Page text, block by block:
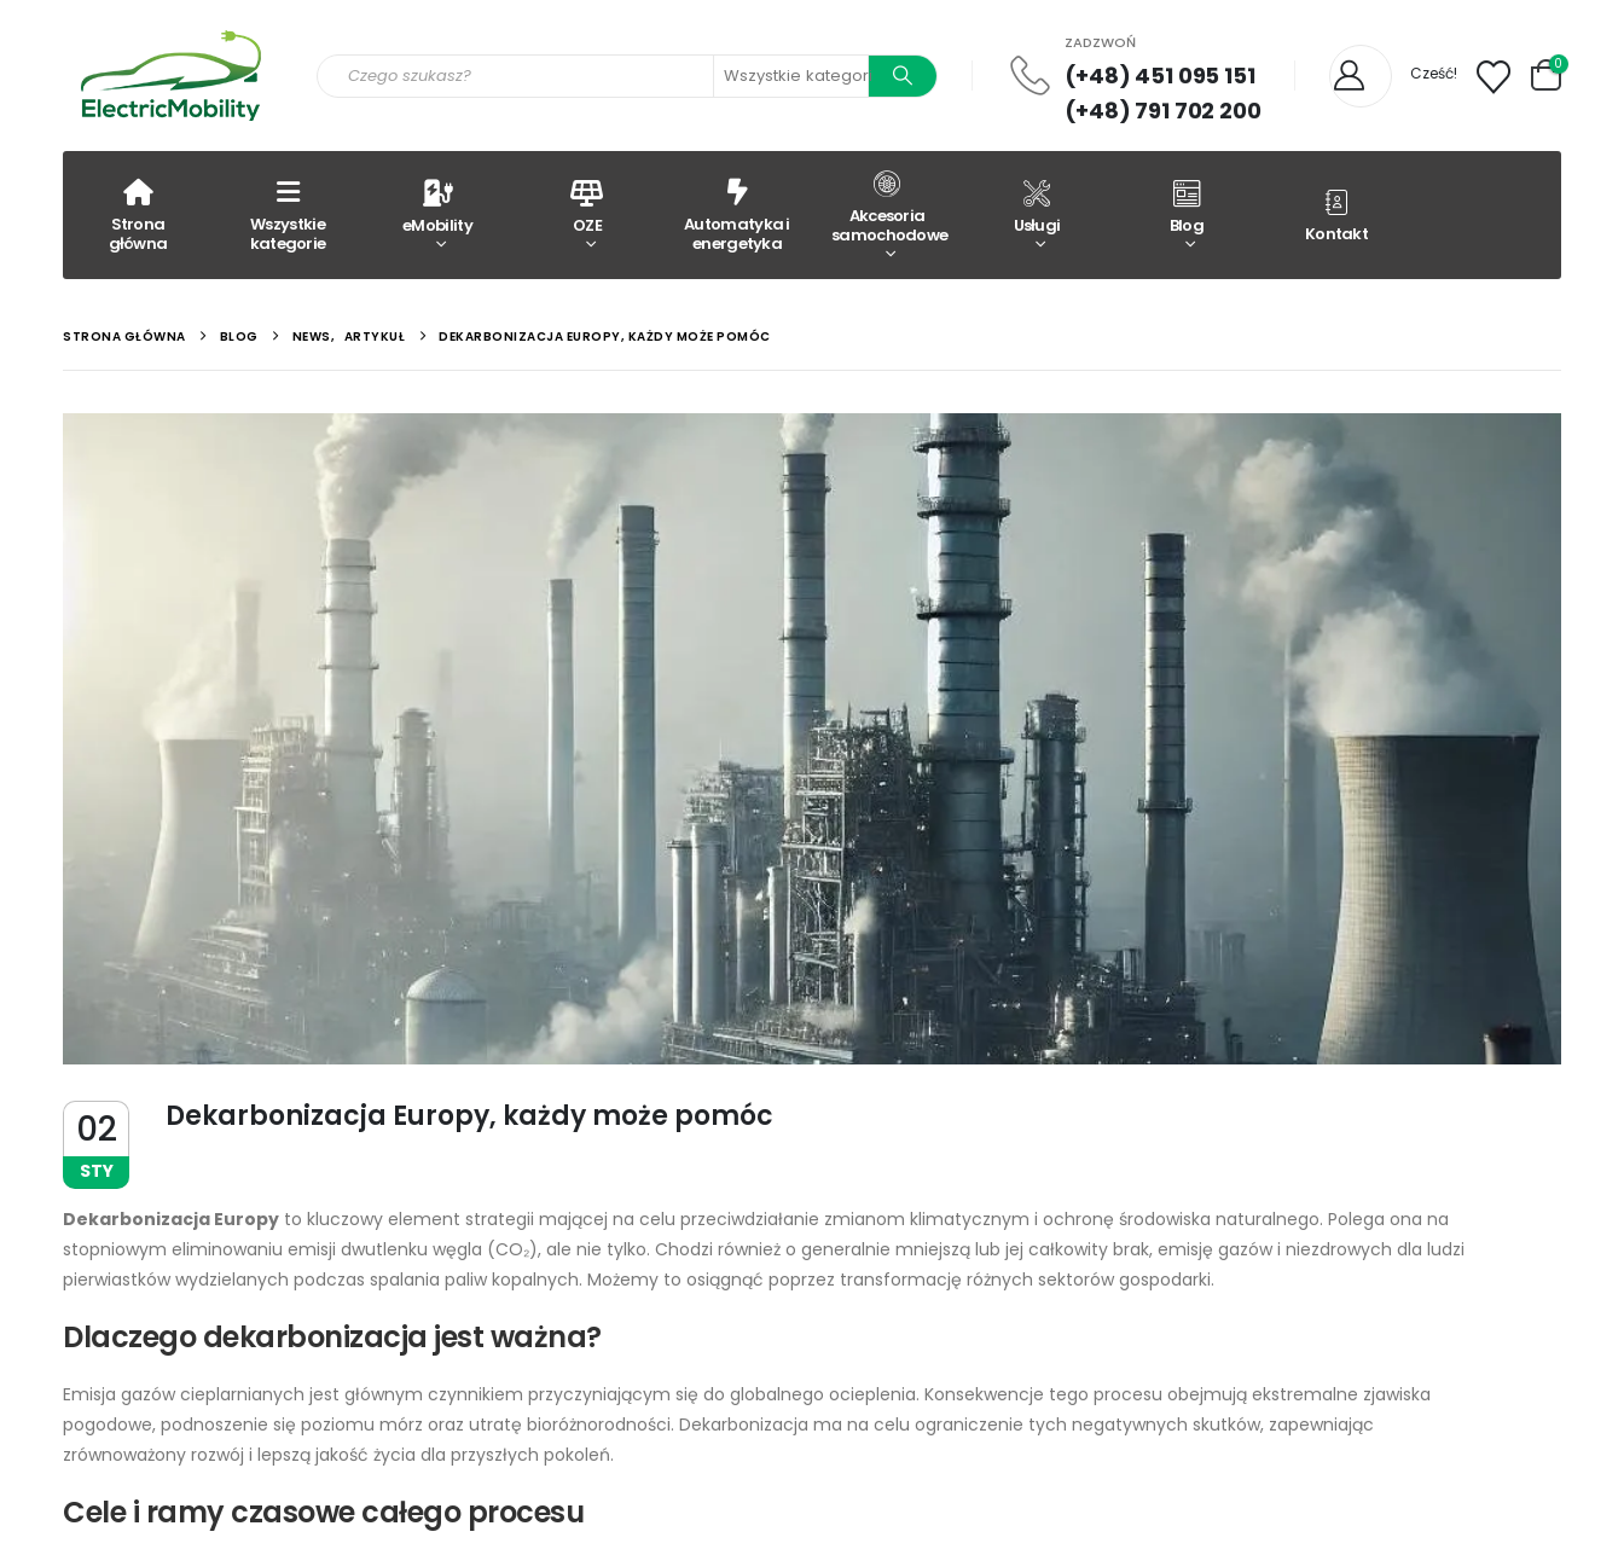
Wszystkie kategorie
ZADZWOŃ
(+48) 451 095 151
(+48) 791 702 200
Cześć! 0
Strona
główna
Wszystkie
kategorie
eMobility OZE
Automatyka i
energetyka
Akcesoria
samochodowe
Usługi Blog Kontakt
STRONA GŁÓWNA BLOG NEWS, ARTYKUŁ DEKARBONIZACJA EUROPY, KAŻDY MOŻE POMÓC
02
STY
Dekarbonizacja Europy, każdy może pomóc
Dekarbonizacja Europy to kluczowy element strategii mającej na celu przeciwdziałanie zmianom klimatycznym i ochronę środowiska naturalnego. Polega ona na
stopniowym eliminowaniu emisji dwutlenku węgla (CO₂), ale nie tylko. Chodzi również o generalnie mniejszą lub jej całkowity brak, emisję gazów i niezdrowych dla ludzi
pierwiastków wydzielanych podczas spalania paliw kopalnych. Możemy to osiągnąć poprzez transformację różnych sektorów gospodarki.
Dlaczego dekarbonizacja jest ważna?
Emisja gazów cieplarnianych jest głównym czynnikiem przyczyniającym się do globalnego ocieplenia. Konsekwencje tego procesu obejmują ekstremalne zjawiska
pogodowe, podnoszenie się poziomu mórz oraz utratę bioróżnorodności. Dekarbonizacja ma na celu ograniczenie tych negatywnych skutków, zapewniając
zrównoważony rozwój i lepszą jakość życia dla przyszłych pokoleń.
Cele i ramy czasowe całego procesu